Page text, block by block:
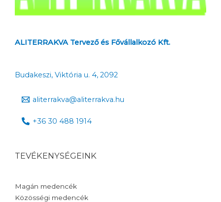
ALITERRAKVA Tervező és Fővállalkozó Kft.
Budakeszi, Viktória u. 4, 2092
aliterrakva@aliterrakva.hu
+36 30 488 1914
TEVÉKENYSÉGEINK
Magán medencék
Közösségi medencék